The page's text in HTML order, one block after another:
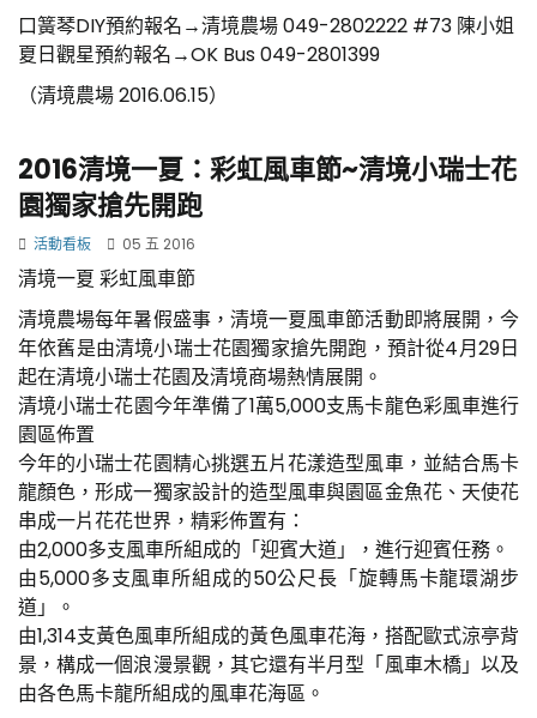
口簧琴DIY預約報名→清境農場 049-2802222 #73 陳小姐
夏日觀星預約報名→OK Bus 049-2801399
（清境農場 2016.06.15）
2016清境一夏：彩虹風車節~清境小瑞士花
園獨家搶先開跑
活動看板 05 五 2016
清境一夏 彩虹風車節
清境農場每年暑假盛事，清境一夏風車節活動即將展開，今
年依舊是由清境小瑞士花園獨家搶先開跑，預計從4月29日
起在清境小瑞士花園及清境商場熱情展開。
清境小瑞士花園今年準備了1萬5,000支馬卡龍色彩風車進行
園區佈置
今年的小瑞士花園精心挑選五片花漾造型風車，並結合馬卡
龍顏色，形成一獨家設計的造型風車與園區金魚花、天使花
串成一片花花世界，精彩佈置有：
由2,000多支風車所組成的「迎賓大道」，進行迎賓任務。
由5,000多支風車所組成的50公尺長「旋轉馬卡龍環湖步
道」。
由1,314支黃色風車所組成的黃色風車花海，搭配歐式涼亭背
景，構成一個浪漫景觀，其它還有半月型「風車木橋」以及
由各色馬卡龍所組成的風車花海區。